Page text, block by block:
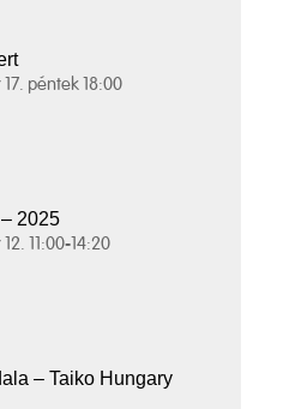
péntek 18:00
2025
11:00-14:20
– Taiko Hungary